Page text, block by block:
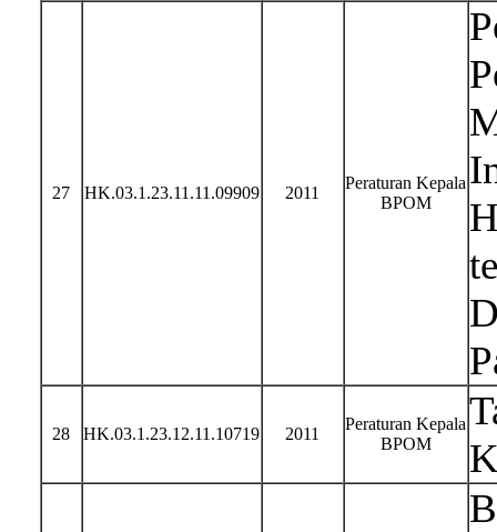
27 HK.03.1.23.11.11.09909 2011
Peraturan Kepala
BPOM
28 HK.03.1.23.12.11.10719 2011
Peraturan Kepala
BPOM